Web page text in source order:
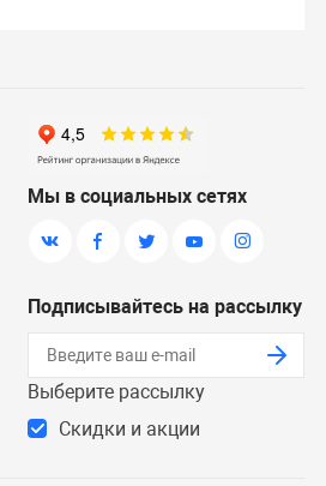
Мы в социальных сетях
Подписывайтесь на рассылку
Выберите рассылку
Скидки и акции